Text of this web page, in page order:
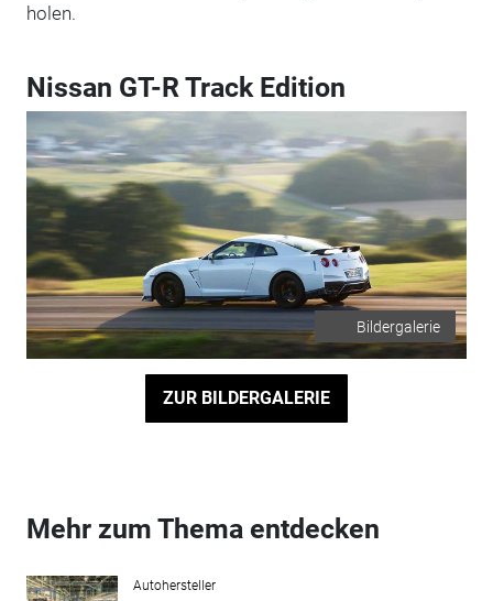
holen.
Nissan GT-R Track Edition
Bildergalerie
ZUR BILDERGALERIE
Mehr zum Thema entdecken
Autohersteller